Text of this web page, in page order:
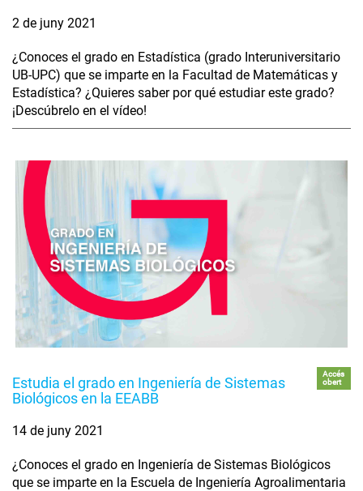
2 de juny 2021
¿Conoces el grado en Estadística (grado Interuniversitario
UB-UPC) que se imparte en la Facultad de Matemáticas y
Estadística? ¿Quieres saber por qué estudiar este grado?
¡Descúbrelo en el vídeo!
Estudia el grado en Ingeniería de Sistemas
Biológicos en la EEABB
Accés
obert
14 de juny 2021
¿Conoces el grado en Ingeniería de Sistemas Biológicos
que se imparte en la Escuela de Ingeniería Agroalimentaria